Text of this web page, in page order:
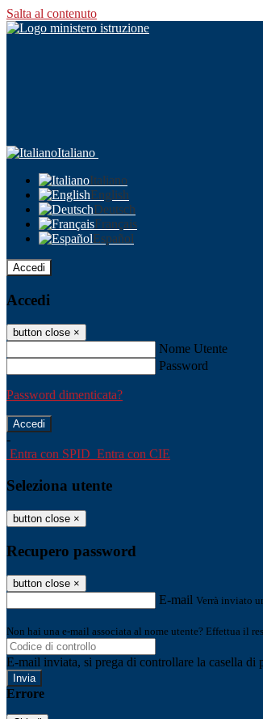
Salta al contenuto
Italiano
Italiano
English
Deutsch
Français
Español
Accedi
Accedi
button close ×
Nome Utente
Password
Password dimenticata?
-
Entra con SPID Entra con CIE
Seleziona utente
button close ×
Recupero password
button close ×
E-mail Verrà inviato
Non hai una e-mail associata al nome utente? Effettua il
E-mail inviata, si prega di controllare la casella di
Errore